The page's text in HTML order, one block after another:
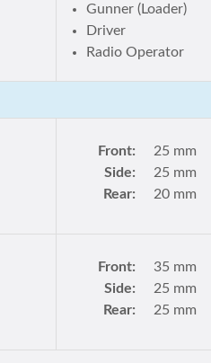
Gunner (Loader)
Driver
Radio Operator
Front:
25 mm
Side:
25 mm
Rear:
20 mm
Front:
35 mm
Side:
25 mm
Rear:
25 mm